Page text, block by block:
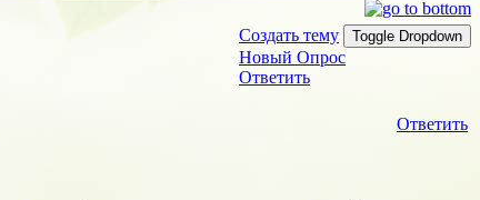
Создать тему
Toggle Dropdown
Новый Опрос
Ответить
Ответить